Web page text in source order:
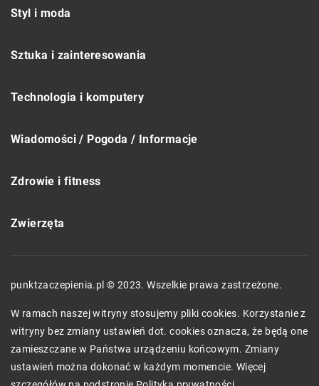
Styl i moda
Sztuka i zainteresowania
Technologia i komputery
Wiadomości / Pogoda / Informacje
Zdrowie i fitness
Zwierzęta
punktzaczepienia.pl © 2023. Wszelkie prawa zastrzeżone.
W ramach naszej witryny stosujemy pliki cookies. Korzystanie z
witryny bez zmiany ustawień dot. cookies oznacza, że będą one
zamieszczane w Państwa urządzeniu końcowym. Zmiany
ustawień można dokonać w każdym momencie. Więcej